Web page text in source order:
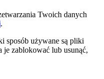
Twoich danych
.
sposób używane są pliki
je zablokować lub usunąć,